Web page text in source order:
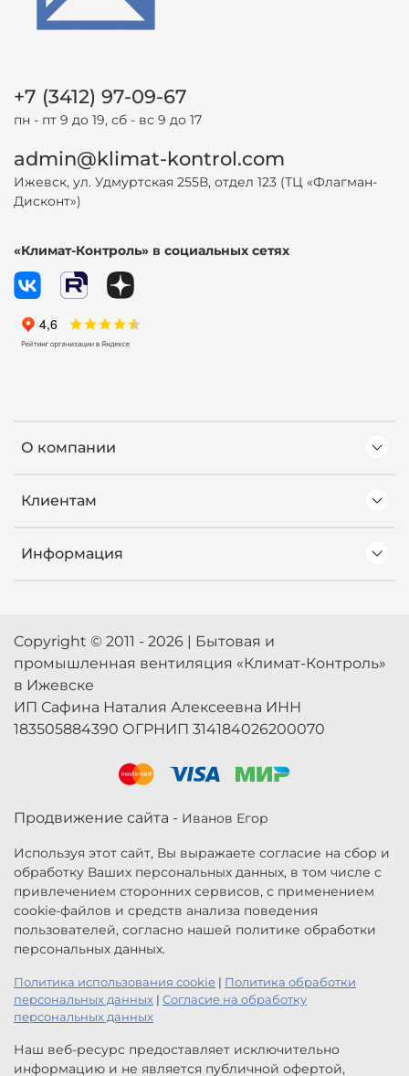
О компании
Клиентам
Информация
+7 (3412) 97-09-67
пн - пт 9 до 19, сб - вс 9 до 17
admin@klimat-kontrol.com
Ижевск, ул. Удмуртская 255В, отдел 123 (ТЦ «Флагман-
Дисконт»)
«Климат-Контроль» в социальных сетях
Copyright © 2011 - 2026 | Бытовая и
промышленная вентиляция «Климат-Контроль»
в Ижевске
ИП Сафина Наталия Алексеевна ИНН
183505884390 ОГРНИП 314184026200070
Продвижение сайта - Иванов Егор
Используя этот сайт, Вы выражаете согласие на сбор и
обработку Ваших персональных данных, в том числе с
привлечением сторонних сервисов, с применением
cookie-файлов и средств анализа поведения
пользователей, согласно нашей политике обработки
персональных данных.
Политика использования cookie | Политика обработки
персональных данных | Согласие на обработку
персональных данных
Наш веб-ресурс предоставляет исключительно
информацию и не является публичной офертой,